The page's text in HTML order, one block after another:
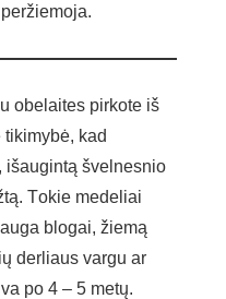
obelaites pirkote iš
kad
išaugintą švelnesnio
Тokie medeliai
blogai, žiemą
derliaus vargu ar
po 4 – 5 metų.